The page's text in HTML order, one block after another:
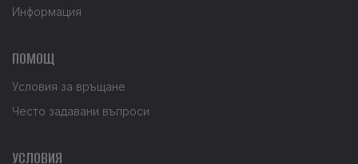
Информация
ПОМОЩ
Условия за връщане
Често задавани въпроси
УСЛОВИЯ